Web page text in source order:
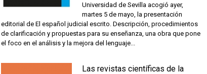
Universidad de Sevilla acogió ayer,
martes 5 de mayo, la presentación
editorial de El español judicial escrito. Descripción, procedimientos
de clarificación y propuestas para su enseñanza, una obra que pone
el foco en el análisis y la mejora del lenguaje...
Las revistas científicas de la